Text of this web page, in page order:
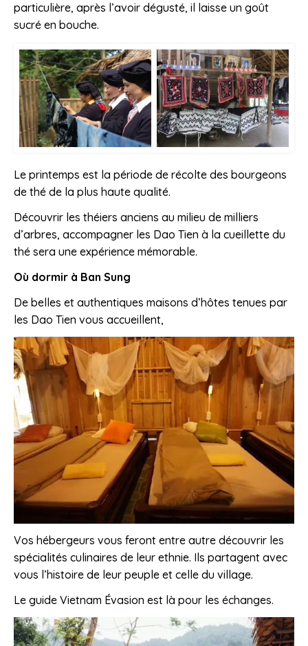
particulière, après l’avoir dégusté, il laisse un goût
sucré en bouche.
Le printemps est la période de récolte des bourgeons
de thé de la plus haute qualité.
Découvrir les théiers anciens au milieu de milliers
d’arbres, accompagner les Dao Tien à la cueillette du
thé sera une expérience mémorable.
Où dormir à Ban Sung
De belles et authentiques maisons d’hôtes tenues par
les Dao Tien vous accueillent,
Vos hébergeurs vous feront entre autre découvrir les
spécialités culinaires de leur ethnie. Ils partagent avec
vous l’histoire de leur peuple et celle du village.
Le guide Vietnam Évasion est là pour les échanges.